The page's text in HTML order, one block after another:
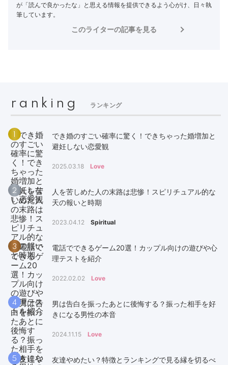
が「読んで良かったな」と思える情報を提供できるよう心がけ、日々執
筆しています。
このライターの記事を見る
ranking ランキング
でき婚のすごい確率に驚く！できちゃった婚増加と
避妊しない恋愛観
2025.03.18 Love
2
人を苦しめた人の末路は悲惨！スピリチュアル的な
天の報いと時期
2023.04.12 Spiritual
3
電話でできるゲーム20選！カップル向けの遊びや心
理テストを紹介
2022.02.02 Love
4
男は告白を振ったあとに後悔する？振った相手を好
きになる男性の本音
2024.11.15 Love
5
友達やめたい？特徴とランキングで見る縁を切るべ